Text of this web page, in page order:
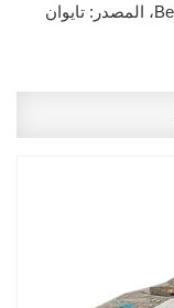
الأجزاء الهيدروليكية: مجموعة Beiye (Huade)، المصدر: تايوان